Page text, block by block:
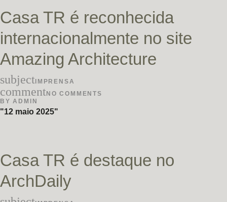
Casa TR é reconhecida
internacionalmente no site
Amazing Architecture
subject IMPRENSA
comment NO COMMENTS
BYADMIN
12 maio 2025
Casa TR é destaque no
ArchDaily